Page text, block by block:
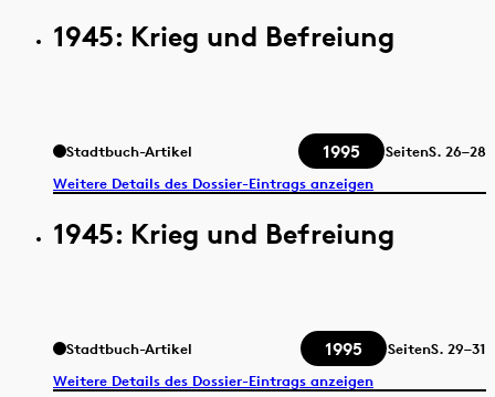
1945: Krieg und Befreiung
Stadtbuch-Artikel 1995 SeitenS. 26–28
Weitere Details des Dossier-Eintrags anzeigen
1945: Krieg und Befreiung
Stadtbuch-Artikel 1995 SeitenS. 29–31
Weitere Details des Dossier-Eintrags anzeigen